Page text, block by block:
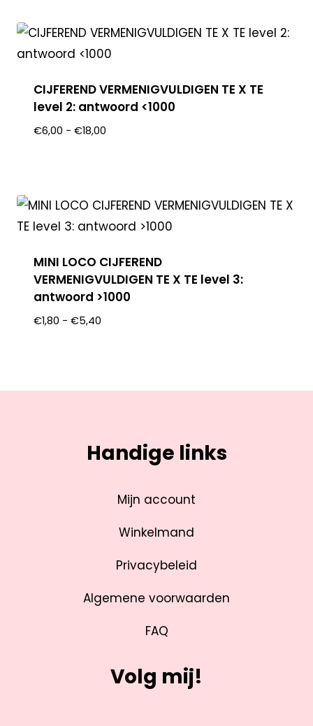
CIJFEREND VERMENIGVULDIGEN TE X TE
level 2: antwoord <1000
€6,00 - €18,00
MINI LOCO CIJFEREND
VERMENIGVULDIGEN TE X TE level 3:
antwoord >1000
€1,80 - €5,40
Handige links
Mijn account
Winkelmand
Privacybeleid
Algemene voorwaarden
FAQ
Volg mij!